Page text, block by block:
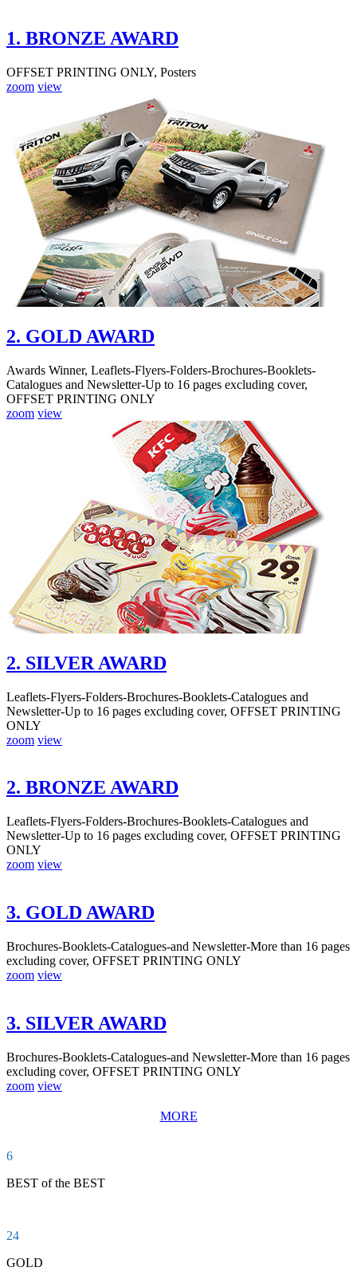
1. BRONZE AWARD
OFFSET PRINTING ONLY, Posters
zoom view
2. GOLD AWARD
Awards Winner, Leaflets-Flyers-Folders-Brochures-Booklets-
Catalogues and Newsletter-Up to 16 pages excluding cover,
OFFSET PRINTING ONLY
zoom view
2. SILVER AWARD
Leaflets-Flyers-Folders-Brochures-Booklets-Catalogues and
Newsletter-Up to 16 pages excluding cover, OFFSET PRINTING
ONLY
zoom view
2. BRONZE AWARD
Leaflets-Flyers-Folders-Brochures-Booklets-Catalogues and
Newsletter-Up to 16 pages excluding cover, OFFSET PRINTING
ONLY
zoom view
3. GOLD AWARD
Brochures-Booklets-Catalogues-and Newsletter-More than 16 pages
excluding cover, OFFSET PRINTING ONLY
zoom view
3. SILVER AWARD
Brochures-Booklets-Catalogues-and Newsletter-More than 16 pages
excluding cover, OFFSET PRINTING ONLY
zoom view
MORE
6
BEST of the BEST
24
GOLD